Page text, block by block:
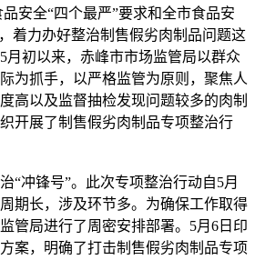
全“四个最严”要求和全市食品安
着力办好整治制售假劣肉制品问题这
月初以来，赤峰市市场监管局以群众
为抓手，以严格监管为原则，聚焦人
高以及监督抽检发现问题较多的肉制
开展了制售假劣肉制品专项整治行
冲锋号”。此次专项整治行动自5月
期长，涉及环节多。为确保工作取得
管局进行了周密安排部署。5月6日印
案，明确了打击制售假劣肉制品专项